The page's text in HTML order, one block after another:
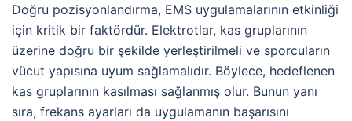
Doğru pozisyonlandırma, EMS uygulamalarının etkinliği
için kritik bir faktördür. Elektrotlar, kas gruplarının
üzerine doğru bir şekilde yerleştirilmeli ve sporcuların
vücut yapısına uyum sağlamalıdır. Böylece, hedeflenen
kas gruplarının kasılması sağlanmış olur. Bunun yanı
sıra, frekans ayarları da uygulamanın başarısını